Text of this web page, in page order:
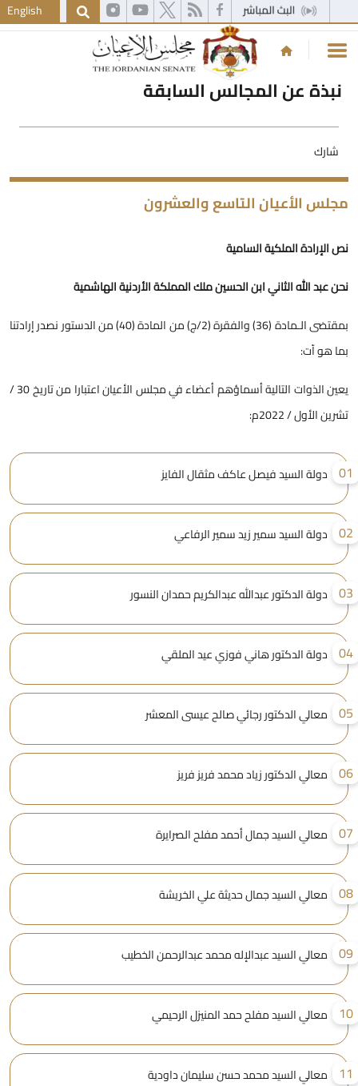
English
نبذة عن المجالس السابقة
شارك
مجلس الأعيان التاسع والعشرون
نص الإرادة الملكية السامية
نحن عبد الله الثاني ابن الحسين ملك المملكة الأردنية الهاشمية
بمقتضى الـمادة (36) والفقرة (2/ج) من المادة (40) من الدستور نصدر إرادتنا
بما هو اّت:
يعين الذوات التالية أسماؤهم أعضاء في مجلس الأعيان اعتبارا من تاريخ 30 /
تشرين الأول / 2022م:
دولة السيد فيصل عاكف مثقال الفايز
دولة السيد سمير زيد سمير الرفاعي
دولة الدكتور عبدالله عبدالكريم حمدان النسور
دولة الدكتور هاني فوزي عيد الملقي
معالي الدكتور رجائي صالح عيسى المعشر
معالي الدكتور زياد محمد فريز فريز
معالي السيد جمال أحمد مفلح الصرايرة
معالي السيد جمال حديثة علي الخريشة
معالي السيد عبدالإله محمد عبدالرحمن الخطيب
معالي السيد مفلح حمد المنيزل الرحيمي
معالي السيد محمد حسن سليمان داودية